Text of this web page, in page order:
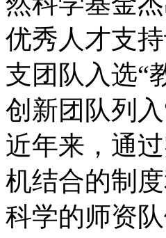
优秀人才支
支团队入选“
创新团队列
近年来，通
机结合的制
科学的师资